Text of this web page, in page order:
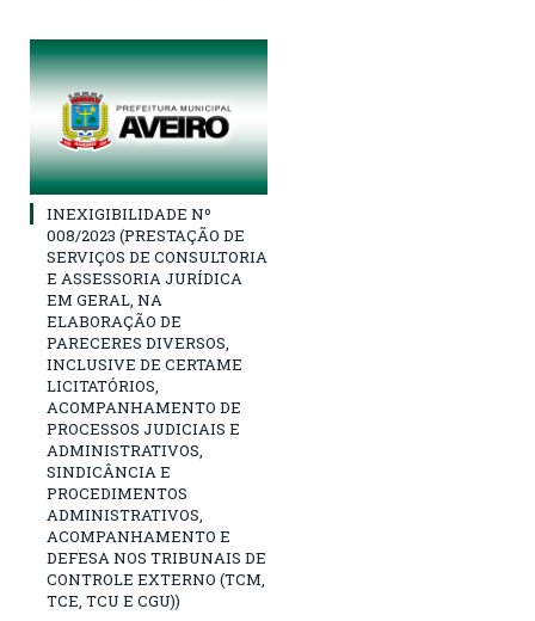
INEXIGIBILIDADE Nº
008/2023 (PRESTAÇÃO DE
SERVIÇOS DE CONSULTORIA
E ASSESSORIA JURÍDICA
EM GERAL, NA
ELABORAÇÃO DE
PARECERES DIVERSOS,
INCLUSIVE DE CERTAME
LICITATÓRIOS,
ACOMPANHAMENTO DE
PROCESSOS JUDICIAIS E
ADMINISTRATIVOS,
SINDICÂNCIA E
PROCEDIMENTOS
ADMINISTRATIVOS,
ACOMPANHAMENTO E
DEFESA NOS TRIBUNAIS DE
CONTROLE EXTERNO (TCM,
TCE, TCU E CGU))